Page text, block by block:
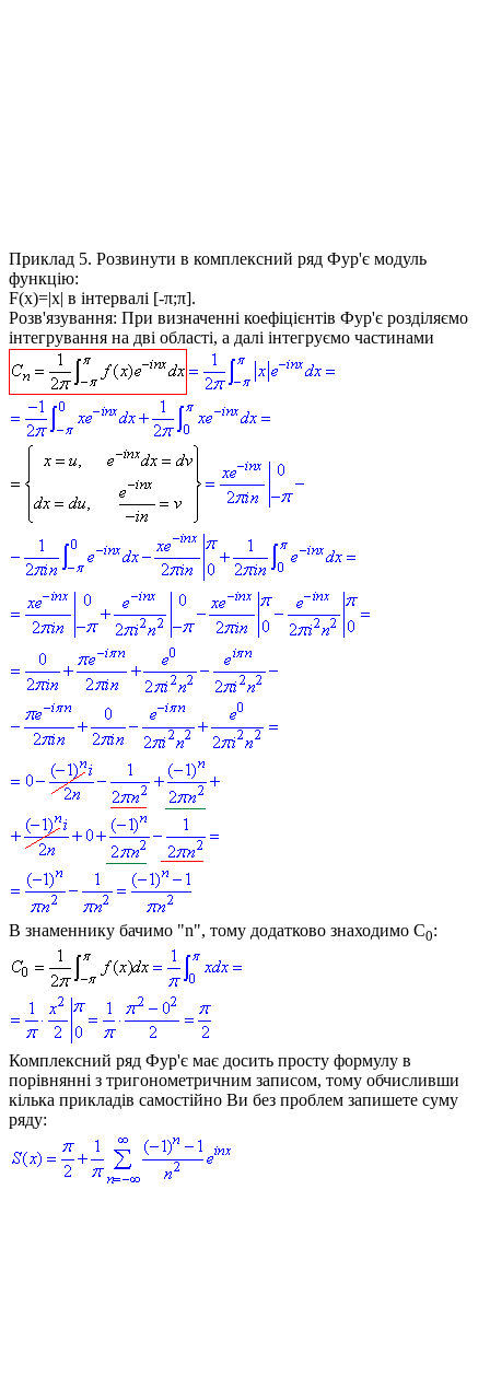
Приклад 5. Розвинути в комплексний ряд Фур'є модуль
функцію:
F(x)=|x| в інтервалі [-π;π].
Розв'язування: При визначенні коефіцієнтів Фур'є розділяємо
інтегрування на дві області, а далі інтегруємо частинами
В знаменнику бачимо "n", тому додатково знаходимо C0:
Комплексний ряд Фур'є має досить просту формулу в
порівнянні з тригонометричним записом, тому обчисливши
кілька прикладів самостійно Ви без проблем запишете суму
ряду: